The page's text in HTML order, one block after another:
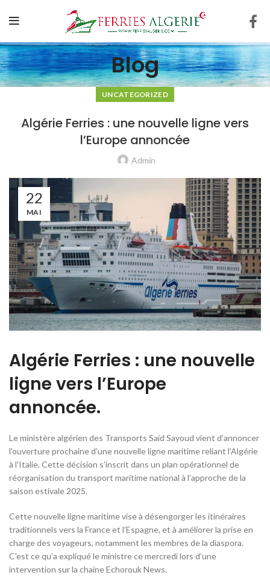
Blog
UNCATEGORIZED
Algérie Ferries : une nouvelle ligne vers
l’Europe annoncée
Admin
22
MAI
Algérie Ferries : une nouvelle
ligne vers l’Europe
annoncée.
Le ministère algérien des Transports Said Sayoud vient d’annoncer
l’ouverture prochaine d’une nouvelle ligne maritime reliant l’Algérie
à l’Italie. Cette décision s’inscrit dans un plan opérationnel de
réorganisation du transport maritime national à l’approche de la
saison estivale 2025.
Cette nouvelle ligne maritime vise à désengorger les itinéraires
traditionnels vers la France et l’Espagne, et à améliorer la prise en
charge des voyageurs, notamment les membres de la diaspora.
C’est ce qu’a expliqué le ministre ce mercredi lors d’une
intervention sur la chaine Echorouk News.